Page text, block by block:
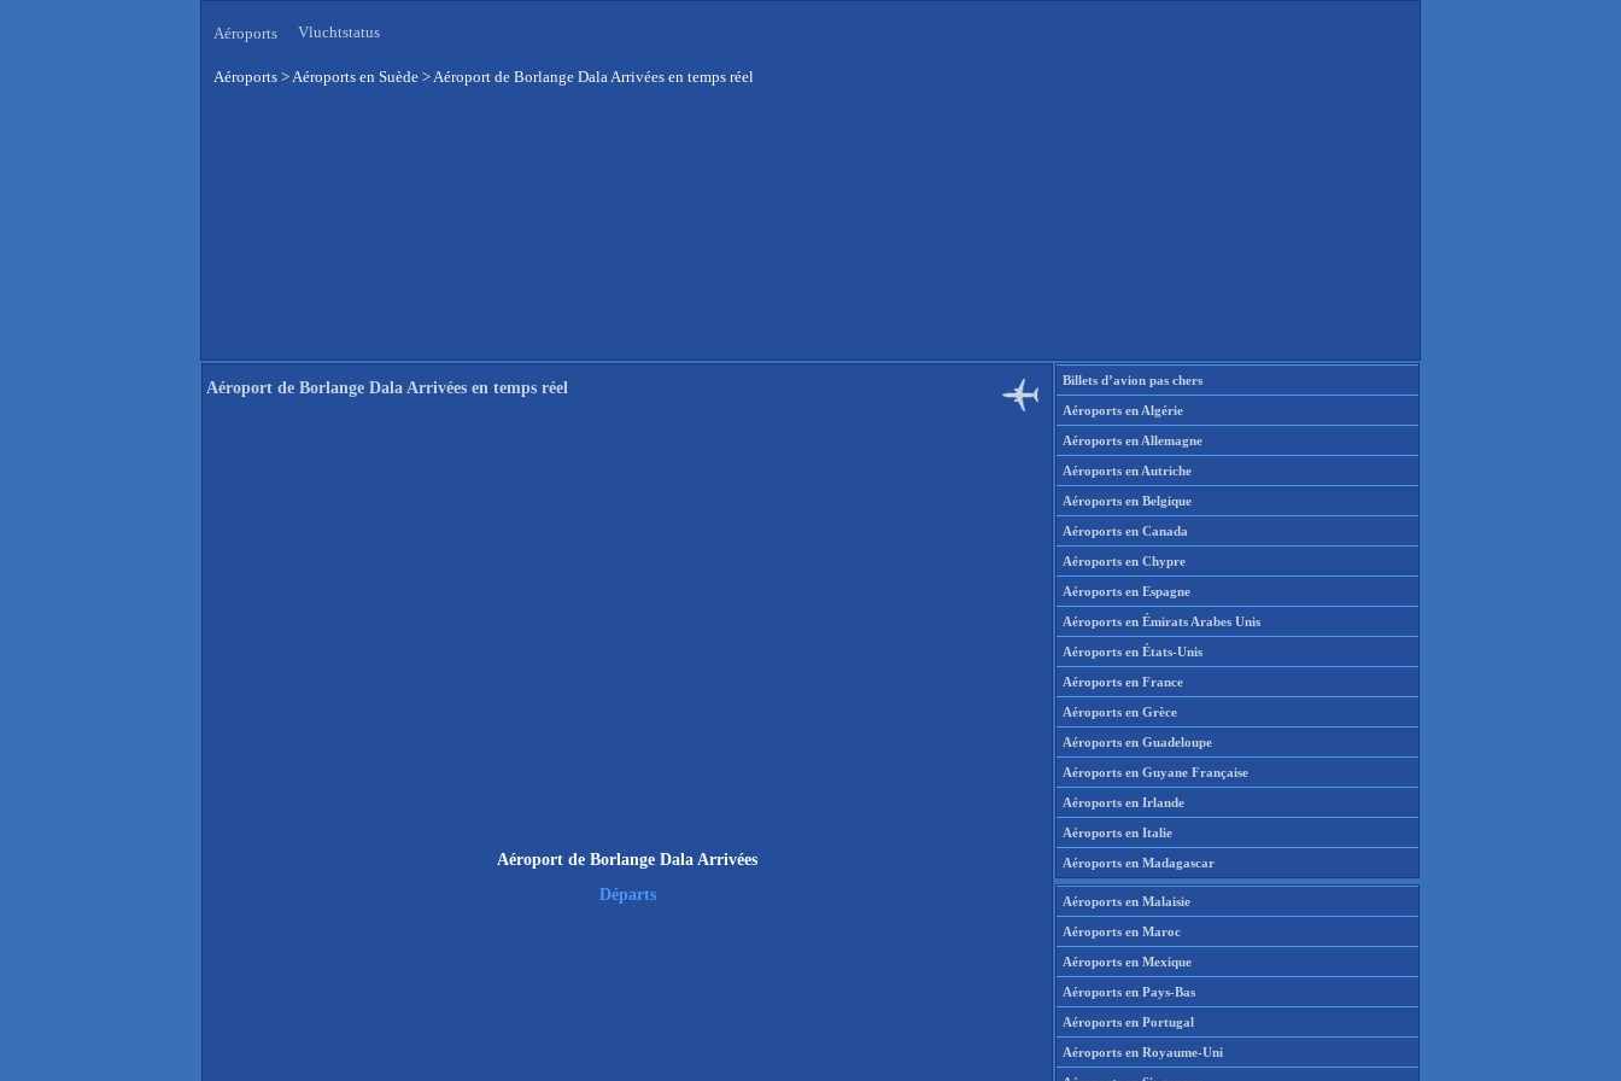
Aéroports Vluchtstatus
Aéroports >Aéroports en Suède >Aéroport de Borlange Dala Arrivées en temps réel
Aéroport de Borlange Dala Arrivées en temps réel
Aéroport de Borlange Dala Arrivées
Départs
Billets d’avion pas chers
Aéroports en Algérie
Aéroports en Allemagne
Aéroports en Autriche
Aéroports en Belgique
Aéroports en Canada
Aéroports en Chypre
Aéroports en Espagne
Aéroports en Émirats Arabes Unis
Aéroports en États-Unis
Aéroports en France
Aéroports en Grèce
Aéroports en Guadeloupe
Aéroports en Guyane Française
Aéroports en Irlande
Aéroports en Italie
Aéroports en Madagascar
Aéroports en Malaisie
Aéroports en Maroc
Aéroports en Mexique
Aéroports en Pays-Bas
Aéroports en Portugal
Aéroports en Royaume-Uni